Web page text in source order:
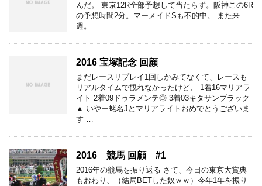
んだ。 東京12R全部予想して当たらず。阪神この6R
の予想時間2分。マーメイドSも不的中。 また来
週。
2016 宝塚記念 回顧
まだレースリプレイ1回しかみてなくて、レースも
リアルタイムで観れなかったけど、 1着16マリアラ
イト 2着09ドゥラメンテ◎ 3着03キタサンブラック
▲ いやー蛯名Jとマリアライトおめでとうございま
す …
2016 競馬 回顧 #1
2016年の競馬を振り返る さて、今日の東京大賞典
もおわり、（結局BETした奴ｗｗ）今年1年を振り